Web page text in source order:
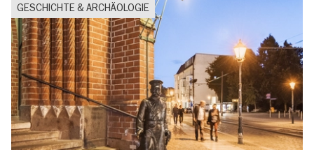
GESCHICHTE & ARCHÄOLOGIE